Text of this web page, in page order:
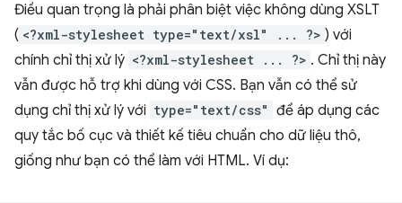
Điều quan trọng là phải phân biệt việc không dùng XSLT
( <?xml-stylesheet type="text/xsl" ... ?> ) với
chính chỉ thị xử lý <?xml-stylesheet ... ?> . Chỉ thị này
vẫn được hỗ trợ khi dùng với CSS. Bạn vẫn có thể sử
dụng chỉ thị xử lý với type="text/css" để áp dụng các
quy tắc bố cục và thiết kế tiêu chuẩn cho dữ liệu thô,
giống như bạn có thể làm với HTML. Ví dụ: